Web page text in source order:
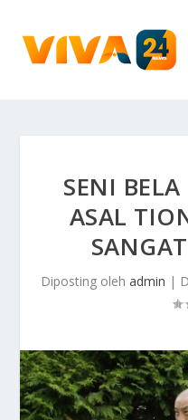
SENI
ASAL
Diposting oleh admin |